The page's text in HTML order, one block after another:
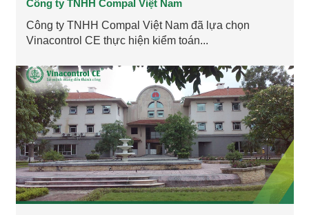
Công ty TNHH Compal Việt Nam
Công ty TNHH Compal Việt Nam đã lựa chọn
Vinacontrol CE thực hiện kiểm toán...